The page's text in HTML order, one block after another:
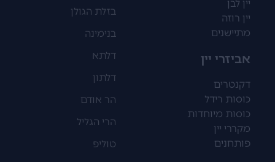
יין לבן
יין רוזה
מתיישנים
אביזרי יין
דקנטרים
כוסות רידל
כוסות מיוחדות
מקררי יין
פותחנים
בזלת הגולן
בנימינה
דלתא
דלתון
הר אודם
הרי הגליל
טוליפ